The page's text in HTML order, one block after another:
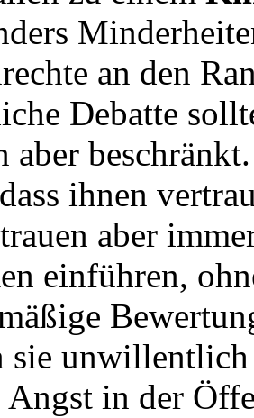
an den
Debatte
aber
ihnen
aber
einführen,
sie
Angst in der